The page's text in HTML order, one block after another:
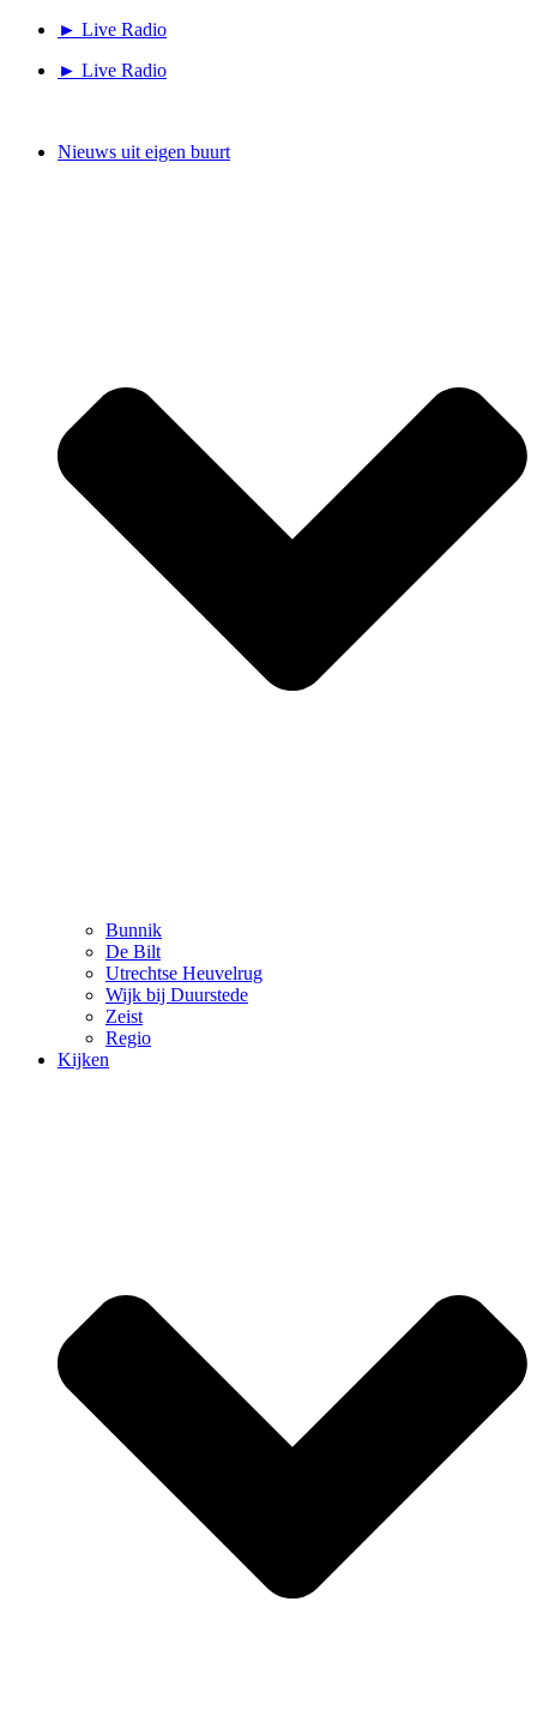
► Live Radio
► Live Radio
Nieuws uit eigen buurt
Bunnik
De Bilt
Utrechtse Heuvelrug
Wijk bij Duurstede
Zeist
Regio
Kijken